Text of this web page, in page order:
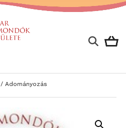
/ Adományozás